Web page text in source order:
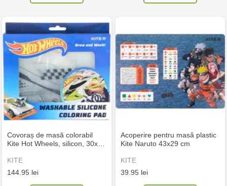
Covoraș de masă colorabil
Kite Hot Wheels, silicon, 30x…
KITE
144.95 lei
Acoperire pentru masă plastic
Kite Naruto 43х29 cm
KITE
39.95 lei